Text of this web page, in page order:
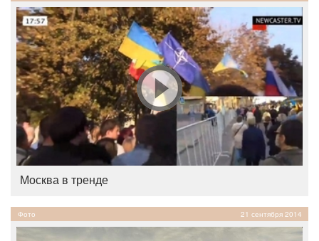
Москва в тренде
Фото 21 сентября 2014